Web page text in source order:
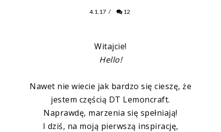
4.1.17 / 12
Witajcie!
Hello!
Nawet nie wiecie jak bardzo się cieszę, że
jestem częścią DT Lemoncraft.
Naprawdę, marzenia się spełniają!
I dziś, na moją pierwszą inspirację,